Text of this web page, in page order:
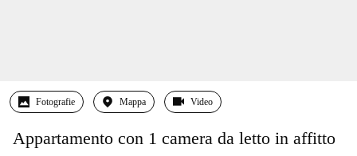
Fotografie Mappa Video
Appartamento con 1 camera da letto in affitto